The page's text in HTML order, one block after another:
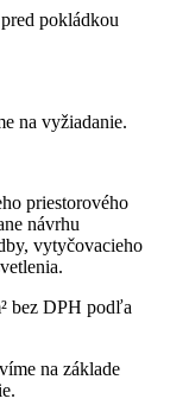
pokládkou
na vyžiadanie.
priestorového
návrhu
vytyčovacieho
bez DPH podľa
na základe